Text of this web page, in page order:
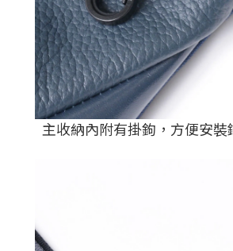
主收納內附有掛鉤，方便安裝